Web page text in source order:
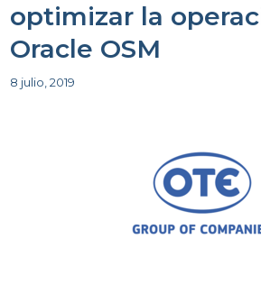
optimizar la
Oracle OSM
8 julio, 2019